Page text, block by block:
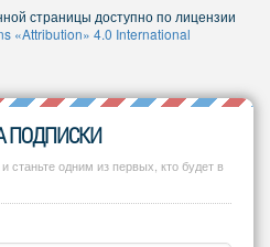
страницы доступно по лицензии
«Attribution» 4.0 International
ПОДПИСКИ
одним из первых, кто будет в